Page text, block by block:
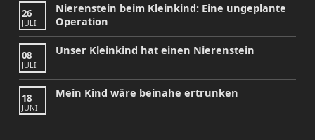
26
JULI
Nierenstein beim Kleinkind: Eine ungeplante
Operation
08
JULI
Unser Kleinkind hat einen Nierenstein
18
JUNI
Mein Kind wäre beinahe ertrunken